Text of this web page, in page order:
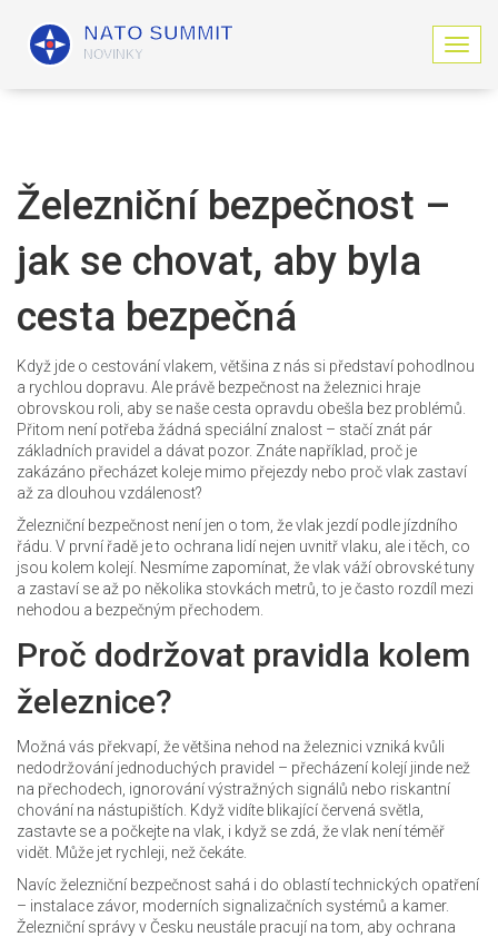
Z
o
Železniční bezpečnost –
jak se chovat, aby byla
cesta bezpečná
Když jde o cestování vlakem, většina z nás si představí pohodlnou
a rychlou dopravu. Ale právě bezpečnost na železnici hraje
obrovskou roli, aby se naše cesta opravdu obešla bez problémů.
Přitom není potřeba žádná speciální znalost – stačí znát pár
základních pravidel a dávat pozor. Znáte například, proč je
zakázáno přecházet koleje mimo přejezdy nebo proč vlak zastaví
až za dlouhou vzdálenost?
Železniční bezpečnost není jen o tom, že vlak jezdí podle jízdního
řádu. V první řadě je to ochrana lidí nejen uvnitř vlaku, ale i těch, co
jsou kolem kolejí. Nesmíme zapomínat, že vlak váží obrovské tuny
a zastaví se až po několika stovkách metrů, to je často rozdíl mezi
nehodou a bezpečným přechodem.
Proč dodržovat pravidla kolem
železnice?
Možná vás překvapí, že většina nehod na železnici vzniká kvůli
nedodržování jednoduchých pravidel – přecházení kolejí jinde než
na přechodech, ignorování výstražných signálů nebo riskantní
chování na nástupištích. Když vidíte blikající červená světla,
zastavte se a počkejte na vlak, i když se zdá, že vlak není téměř
vidět. Může jet rychleji, než čekáte.
Navíc železniční bezpečnost sahá i do oblastí technických opatření
– instalace závor, moderních signalizačních systémů a kamer.
Železniční správy v Česku neustále pracují na tom, aby ochrana